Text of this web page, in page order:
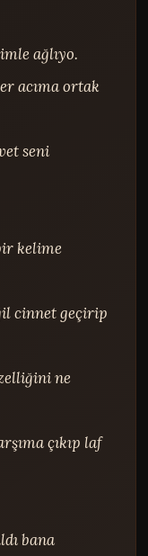
ağlıyo.
acıma ortak
seni
kelime
cinnet geçirip
ne
çıkıp laf
bana